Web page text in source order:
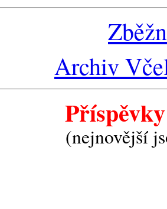
Archiv
(nejnovější